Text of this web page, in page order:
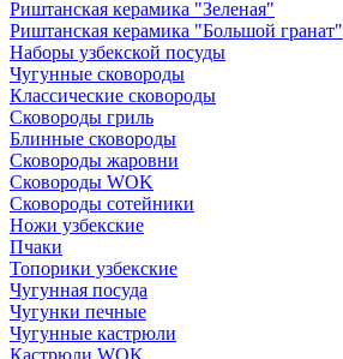
Риштанская керамика "Зеленая"
Риштанская керамика "Большой гранат"
Наборы узбекской посуды
Чугунные сковороды
Классические сковороды
Сковороды гриль
Блинные сковороды
Сковороды жаровни
Сковороды WOK
Сковороды сотейники
Ножи узбекские
Пчаки
Топорики узбекские
Чугунная посуда
Чугунки печные
Чугунные кастрюли
Кастрюли WOK